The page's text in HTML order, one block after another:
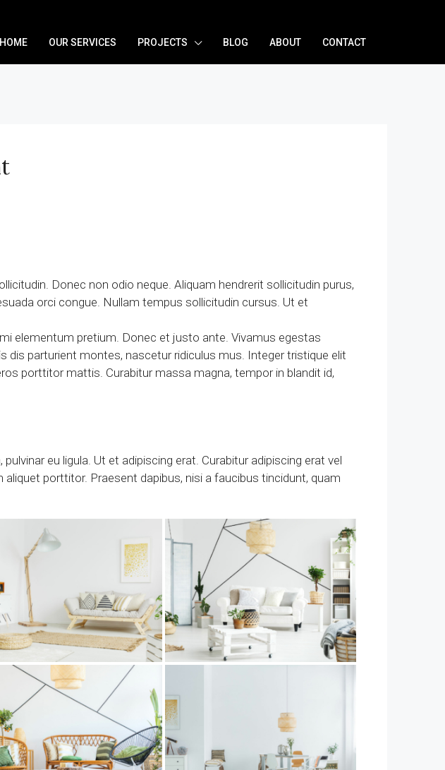
HOME OUR SERVICES PROJECTS BLOG ABOUT CONTACT
Donec non odio neque. Aliquam hendrerit sollicitudin purus,
orci congue. Nullam tempus sollicitudin cursus. Ut et
elementum pretium. Donec et justo ante. Vivamus egestas
parturient montes, nascetur ridiculus mus. Integer tristique elit
porttitor mattis. Curabitur massa magna, tempor in blandit id,
eu ligula. Ut et adipiscing erat. Curabitur adipiscing erat vel
porttitor. Praesent dapibus, nisi a faucibus tincidunt, quam